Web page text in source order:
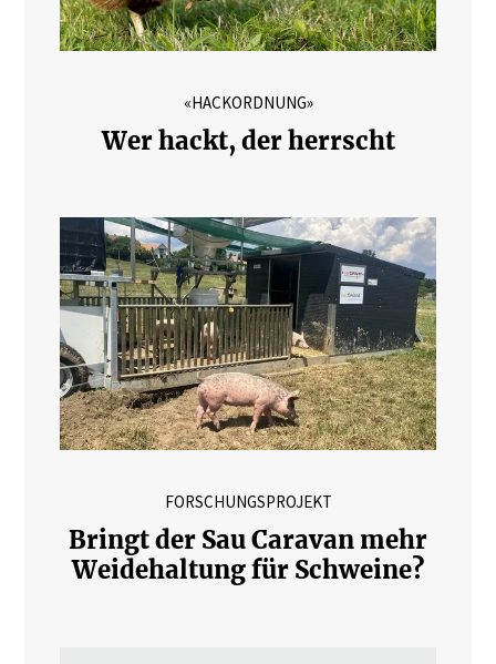
«HACKORDNUNG»
Wer hackt, der herrscht
FORSCHUNGSPROJEKT
Bringt der Sau Caravan mehr
Weidehaltung für Schweine?